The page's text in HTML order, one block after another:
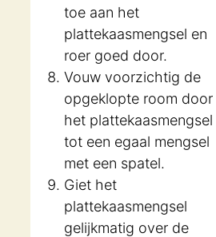
toe aan het
plattekaasmengsel en
roer goed door.
Vouw voorzichtig de
opgeklopte room door
het plattekaasmengsel
tot een egaal mengsel
met een spatel.
Giet het
plattekaasmengsel
gelijkmatig over de